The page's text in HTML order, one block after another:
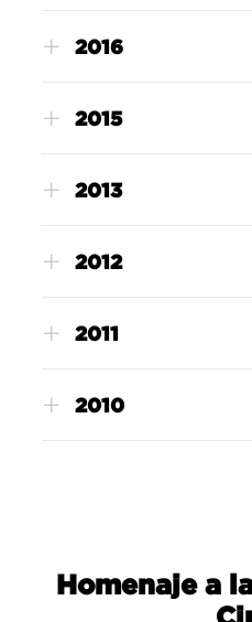
2016
2015
2013
2012
2011
2010
Homenaje a